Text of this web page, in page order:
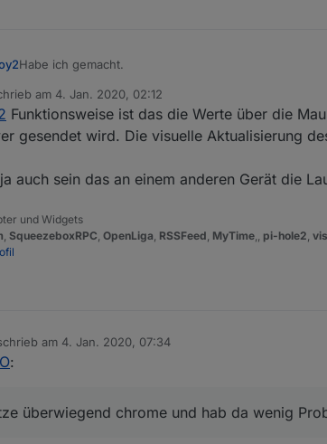
Habe ich gemacht.
iobroker squeezeboxrpc -v
0.8.25
Zu test setze ich den Rahmen und Margin auf extra
gemacht.
am 4. Jan. 2020, 02:12
editiert von
Funktionsweise ist das die Werte über die
gesendet wird. Die visuelle Aktualisierung
auch sein das an einem anderen Gerät die
und Widgets
, SqueezeboxRPC, OpenLiga, RSSFeed, MyTime,, pi-hole2,
am 4. Jan. 2020, 07:34
editiert von
:
überwiegend chrome und hab da wenig